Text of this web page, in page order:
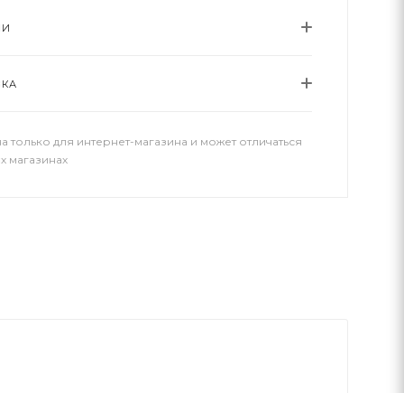
только для интернет-магазина и может отличаться
магазинах